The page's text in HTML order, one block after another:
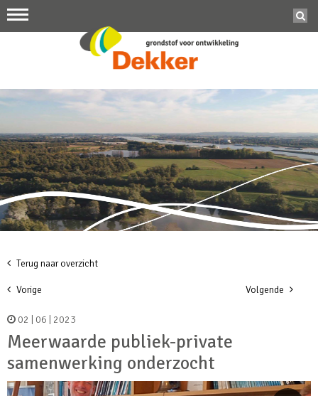
Terug naar overzicht
Vorige Volgende
02 | 06 | 2023
Meerwaarde publiek-private
samenwerking onderzocht